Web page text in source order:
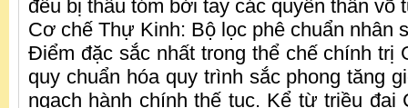
đều bị thâu tóm bởi tay các quyền thần võ
Cơ chế Thự Kinh: Bộ lọc phê chuẩn nhân
Điểm đặc sắc nhất trong thể chế chính trị
quy chuẩn hóa quy trình sắc phong tăng
ngạch hành chính thế tục. Kể từ triều đại